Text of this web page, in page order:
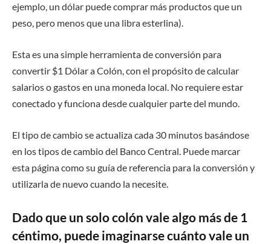
ejemplo, un dólar puede comprar más productos que un
peso, pero menos que una libra esterlina).
Esta es una simple herramienta de conversión para
convertir $1 Dólar a Colón, con el propósito de calcular
salarios o gastos en una moneda local. No requiere estar
conectado y funciona desde cualquier parte del mundo.
El tipo de cambio se actualiza cada 30 minutos basándose
en los tipos de cambio del Banco Central. Puede marcar
esta página como su guía de referencia para la conversión y
utilizarla de nuevo cuando la necesite.
Dado que un solo colón vale algo más de 1
céntimo, puede imaginarse cuánto vale un